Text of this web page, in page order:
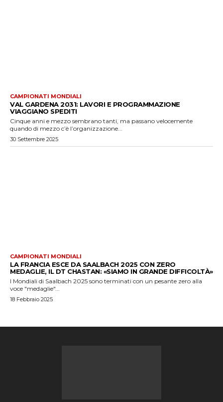
CAMPIONATI MONDIALI
VAL GARDENA 2031: LAVORI E PROGRAMMAZIONE
VIAGGIANO SPEDITI
Cinque anni e mezzo sembrano tanti, ma passano velocemente
quando di mezzo c’è l’organizzazione...
30 Settembre 2025
CAMPIONATI MONDIALI
LA FRANCIA ESCE DA SAALBACH 2025 CON ZERO
MEDAGLIE, IL DT CHASTAN: «SIAMO IN GRANDE DIFFICOLTÀ»
I Mondiali di Saalbach 2025 sono terminati con un pesante zero alla
voce "medaglie"...
18 Febbraio 2025